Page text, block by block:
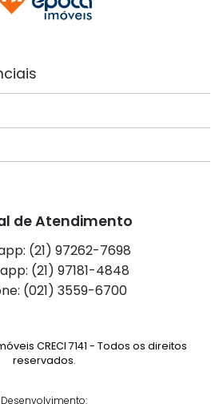
de Atendimento
(21) 97262-7698
(21) 97181-4848
(021) 3559-6700
CRECI 7141 - Todos os direitos
reservados.
Desenvolvimento: